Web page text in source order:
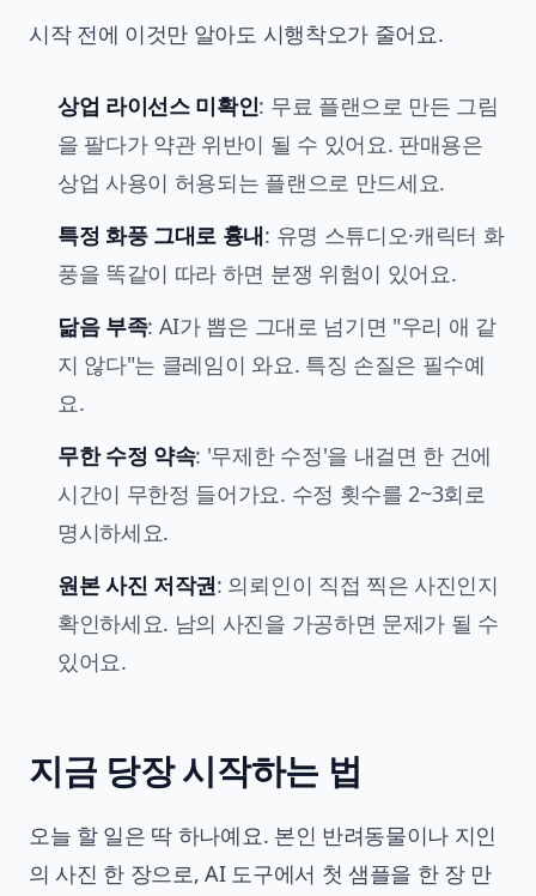
시작 전에 이것만 알아도 시행착오가 줄어요.
상업 라이선스 미확인: 무료 플랜으로 만든 그림
을 팔다가 약관 위반이 될 수 있어요. 판매용은
상업 사용이 허용되는 플랜으로 만드세요.
특정 화풍 그대로 흉내: 유명 스튜디오·캐릭터 화
풍을 똑같이 따라 하면 분쟁 위험이 있어요.
닮음 부족: AI가 뽑은 그대로 넘기면 "우리 애 같
지 않다"는 클레임이 와요. 특징 손질은 필수예
요.
무한 수정 약속: '무제한 수정'을 내걸면 한 건에
시간이 무한정 들어가요. 수정 횟수를 2~3회로
명시하세요.
원본 사진 저작권: 의뢰인이 직접 찍은 사진인지
확인하세요. 남의 사진을 가공하면 문제가 될 수
있어요.
지금 당장 시작하는 법
오늘 할 일은 딱 하나예요. 본인 반려동물이나 지인
의 사진 한 장으로, AI 도구에서 첫 샘플을 한 장 만